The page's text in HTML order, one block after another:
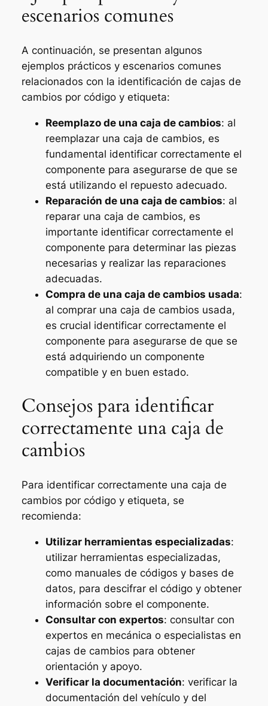
escenarios comunes
A continuación, se presentan algunos
ejemplos prácticos y escenarios comunes
relacionados con la identificación de cajas de
cambios por código y etiqueta:
Reemplazo de una caja de cambios: al
reemplazar una caja de cambios, es
fundamental identificar correctamente el
componente para asegurarse de que se
está utilizando el repuesto adecuado.
Reparación de una caja de cambios: al
reparar una caja de cambios, es
importante identificar correctamente el
componente para determinar las piezas
necesarias y realizar las reparaciones
adecuadas.
Compra de una caja de cambios usada:
al comprar una caja de cambios usada,
es crucial identificar correctamente el
componente para asegurarse de que se
está adquiriendo un componente
compatible y en buen estado.
Consejos para identificar
correctamente una caja de
cambios
Para identificar correctamente una caja de
cambios por código y etiqueta, se
recomienda:
Utilizar herramientas especializadas:
utilizar herramientas especializadas,
como manuales de códigos y bases de
datos, para descifrar el código y obtener
información sobre el componente.
Consultar con expertos: consultar con
expertos en mecánica o especialistas en
cajas de cambios para obtener
orientación y apoyo.
Verificar la documentación: verificar la
documentación del vehículo y del